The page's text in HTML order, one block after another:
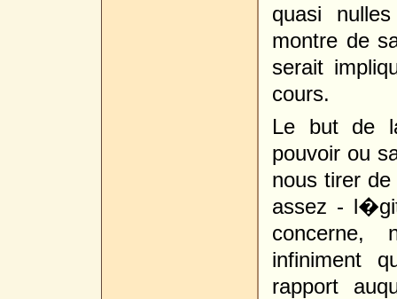
quasi
montre de
serait
cours.
Le but de
pouvoir ou
nous tirer
assez -
concerne,
infiniment
rapport